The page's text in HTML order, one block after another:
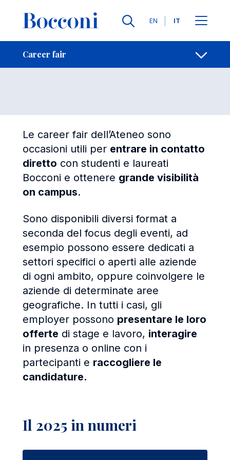
Lingue
EN IT
Career fair
Briciole di pane
Career fair
Le career fair dell’Ateneo sono
occasioni utili per entrare in contatto
diretto con studenti e laureati
Bocconi e ottenere grande visibilità
on campus.
Sono disponibili diversi format a
seconda del focus degli eventi, ad
esempio possono essere dedicati a
settori specifici o aperti alle aziende
di ogni ambito, oppure coinvolgere le
aziende di determinate aree
geografiche. In tutti i casi, gli
employer possono presentare le loro
offerte di stage e lavoro, interagire
in presenza o online con i
partecipanti e raccogliere le
candidature.
Il 2025 in numeri